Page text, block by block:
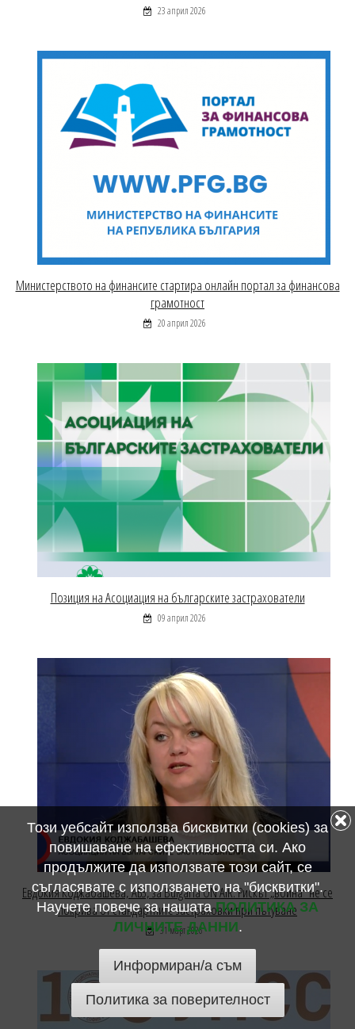
23 април 2026
Министерството на финансите стартира онлайн портал за финансова
грамотност
20 април 2026
Позиция на Асоциация на българските застрахователи
09 април 2026
Евдокия Коджабашева, АБЗ, за Bulgaria ON AIR: Рискът „война“ не се
покрива от стандартните застраховки при пътуване
31 март 2026
Този уебсайт използва бисквитки (cookies) за
повишаване на ефективността си. Ако
продължите да използвате този сайт, се
съгласявате с използването на "бисквитки".
Научете повече за нашатаПОЛИТИКА ЗА
ЛИЧНИТЕ ДАННИ.
Информиран/а съм
Политика за поверителност